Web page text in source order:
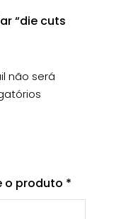
“die cuts
não será
o produto *